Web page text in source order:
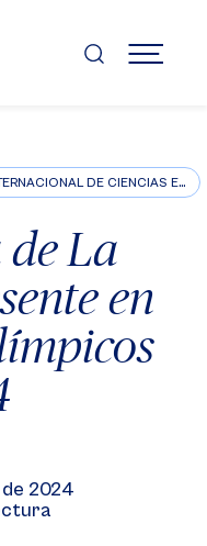
MENÚ
ESCUELA INTERNACIONAL DE CIENCIAS ECONÓMICAS Y ADMINISTRATIVAS
La
en
2024